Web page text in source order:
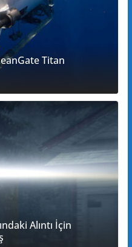
Titan
Alıntı İçin